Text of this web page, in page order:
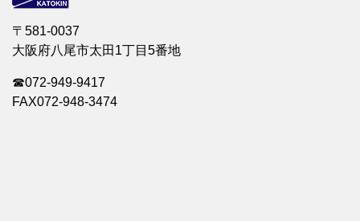
〒581-0037
大阪府八尾市太田1丁目5番地
☎072-949-9417
FAX072-948-3474